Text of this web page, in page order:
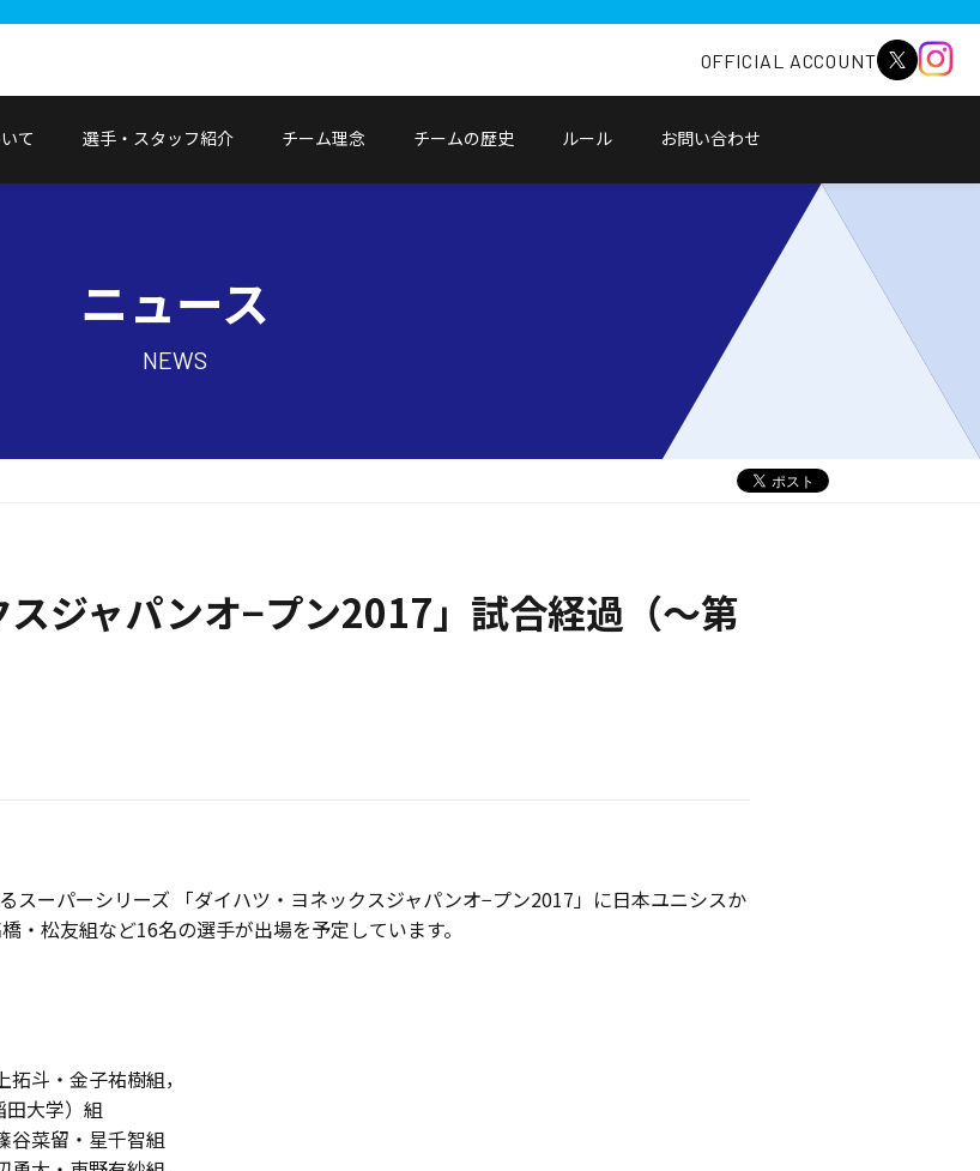
OFFICIAL ACCOUNT
て 選手・スタッフ紹介 チーム理念 チームの歴史 ルール お問い合わせ
ウ
ド
ウ
ニュース
NEWS
スジャパンオ−プン2017」試合経過（～第
スーパーシリーズ 「ダイハツ・ヨネックスジャパンオ−プン2017」に日本ユニシスか
・松友組など16名の選手が出場を予定しています。
斗・金子祐樹組，
学）組
菜留・星千智組